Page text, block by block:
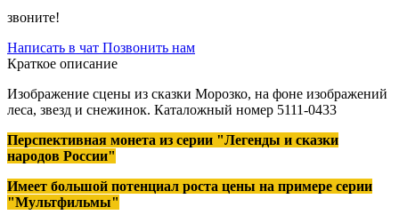
звоните!
Написать в чат Позвонить нам
Краткое описание
Изображение сцены из сказки Морозко, на фоне изображений
леса, звезд и снежинок. Каталожный номер 5111-0433
Перспективная монета из серии "Легенды и сказки
народов России"
Имеет большой потенциал роста цены на примере серии
"Мультфильмы"